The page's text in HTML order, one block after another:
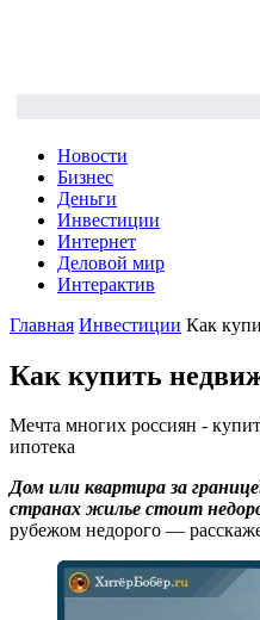
Новости
Бизнес
Деньги
Инвестиции
Интернет
Деловой мир
Интерактив
Главная Инвестиции Как
Как купить
Мечта многих россиян -
ипотека
Дом или квартира за
странах жилье стоит
рубежом недорого —